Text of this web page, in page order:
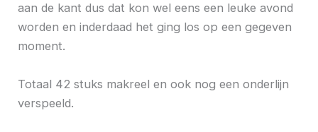
aan de kant dus dat kon wel eens een leuke avond
worden en inderdaad het ging los op een gegeven
moment.
Totaal 42 stuks makreel en ook nog een onderlijn
verspeeld.